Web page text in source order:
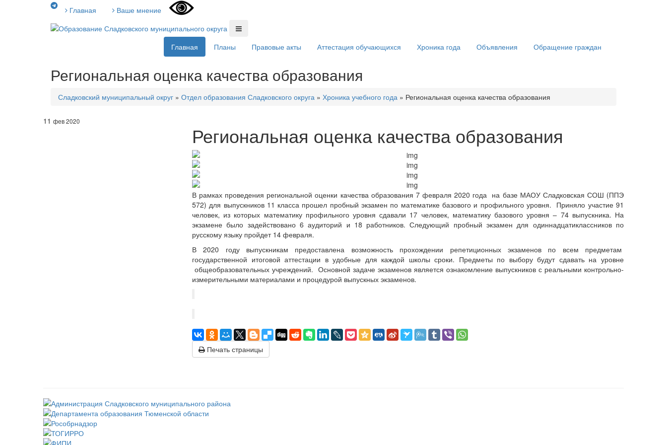
Главная Ваше мнение
Главная Планы Правовые акты Аттестация обучающихся Хроника года Объявления Обращение граждан
Региональная оценка качества образования
Сладковский муниципальный округ » Отдел образования Сладковского округа » Хроника учебного года » Региональная оценка качества образования
11 фев 2020
Региональная оценка качества образования
В рамках проведения региональной оценки качества образования 7 февраля 2020 года на базе МАОУ Сладковская СОШ (ППЭ
572) для выпускников 11 класса прошел пробный экзамен по математике базового и профильного уровня. Приняло участие 91
человек, из которых математику профильного уровня сдавали 17 человек, математику базового уровня – 74 выпускника. На
экзамене было задействовано 6 аудиторий и 18 работников. Следующий пробный экзамен для одиннадцатиклассников по
русскому языку пройдет 14 февраля.
В 2020 году выпускникам предоставлена возможность прохождении репетиционных экзаменов по всем предметам
государственной итоговой аттестации в удобные для каждой школы сроки. Предметы по выбору будут сдавать на уровне
общеобразовательных учреждений. Основной задаче экзаменов является ознакомление выпускников с реальными контрольно-
измерительными материалами и процедурой выпускных экзаменов.
Печать страницы